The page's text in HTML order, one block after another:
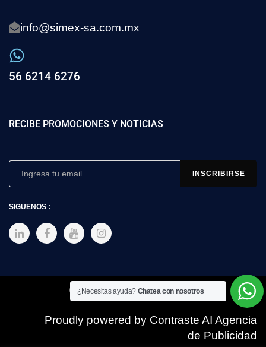
info@simex-sa.com.mx
56 6214 6276
RECIBE PROMOCIONES Y NOTICIAS
SIGUENOS :
Copyright © 2025 SIMEX
Proudly powered by Contraste AI Agencia
de Publicidad
¿Necesitas ayuda? Chatea con nosotros